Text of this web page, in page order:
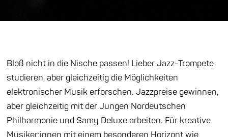
Bloß nicht in die Nische passen! Lieber Jazz-Trompete
studieren, aber gleichzeitig die Möglichkeiten
elektronischer Musik erforschen. Jazzpreise gewinnen,
aber gleichzeitig mit der Jungen Nordeutschen
Philharmonie und Samy Deluxe arbeiten. Für kreative
Musiker:innen mit einem besonderen Horizont wie